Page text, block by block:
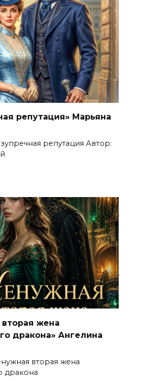
репутация» Марьяна
репутация Автор:
жена
дракона» Ангелина
вторая жена
дракона